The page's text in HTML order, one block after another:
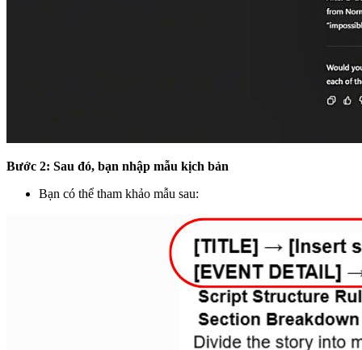
Bước 2: Sau đó, bạn nhập mẫu kịch bản
Bạn có thể tham khảo mẫu sau: